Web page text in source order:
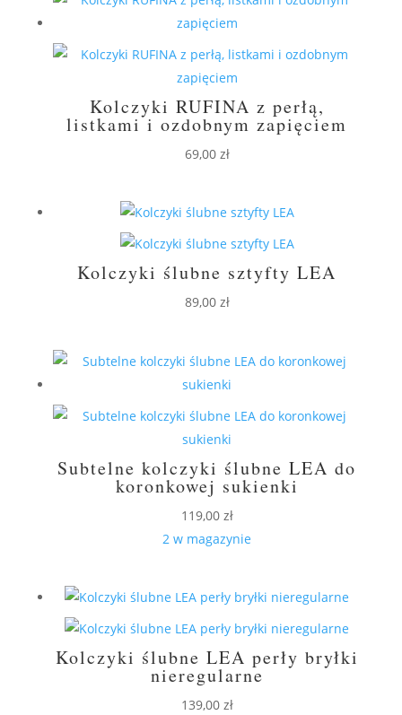
Kolczyki RUFINA z perłą,
listkami i ozdobnym zapięciem
69,00 zł
Kolczyki ślubne sztyfty LEA
89,00 zł
Subtelne kolczyki ślubne LEA do
koronkowej sukienki
119,00 zł
2 w magazynie
Kolczyki ślubne LEA perły bryłki
nieregularne
139,00 zł